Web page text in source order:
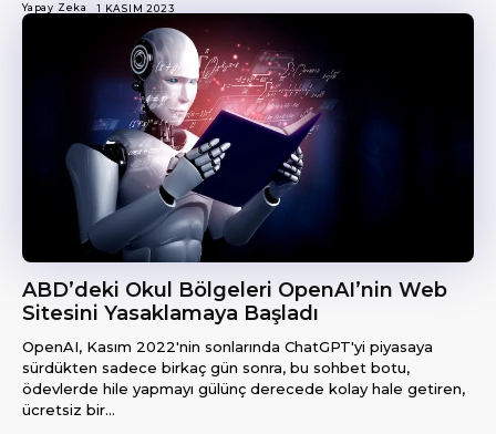
Yapay Zeka 1 KASIM 2023
ABD’deki Okul Bölgeleri OpenAI’nin Web
Sitesini Yasaklamaya Başladı
OpenAI, Kasım 2022'nin sonlarında ChatGPT'yi piyasaya
sürdükten sadece birkaç gün sonra, bu sohbet botu,
ödevlerde hile yapmayı gülünç derecede kolay hale getiren,
ücretsiz bir...